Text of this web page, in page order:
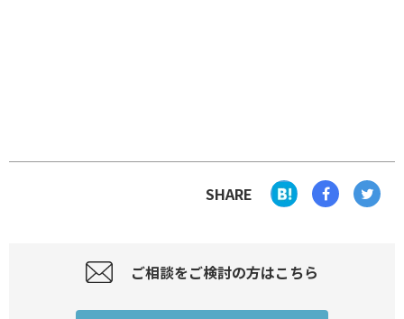
SHARE
ご相談をご検討の方はこちら